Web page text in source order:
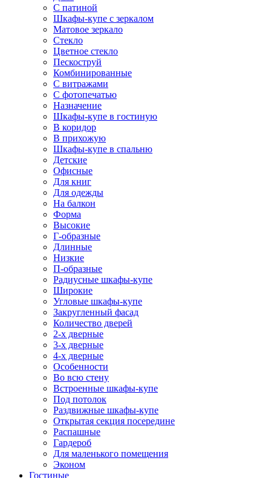
С патиной
Шкафы-купе с зеркалом
Матовое зеркало
Стекло
Цветное стекло
Пескоструй
Комбинированные
С витражами
С фотопечатью
Назначение
Шкафы-купе в гостиную
В коридор
В прихожую
Шкафы-купе в спальню
Детские
Офисные
Для книг
Для одежды
На балкон
Форма
Высокие
Г-образные
Длинные
Низкие
П-образные
Радиусные шкафы-купе
Широкие
Угловые шкафы-купе
Закругленный фасад
Количество дверей
2-х дверные
3-х дверные
4-х дверные
Особенности
Во всю стену
Встроенные шкафы-купе
Под потолок
Раздвижные шкафы-купе
Открытая секция посередине
Распашные
Гардероб
Для маленького помещения
Эконом
Гостиные